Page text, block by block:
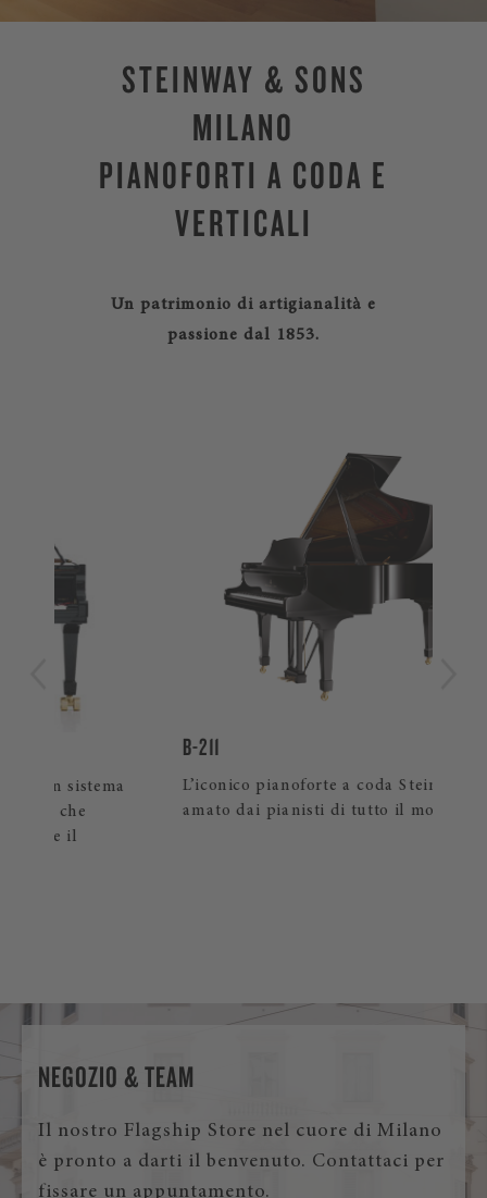
STEINWAY & SONS
MILANO
PIANOFORTI A CODA E
VERTICALI
Un patrimonio di artigianalità e
passione dal 1853.
L’iconico pianoforte a coda Steinway
amato dai pianisti di tutto il mondo.
NEGOZIO & TEAM
Il nostro Flagship Store nel cuore di Milano
è pronto a darti il benvenuto. Contattaci per
fissare un appuntamento.